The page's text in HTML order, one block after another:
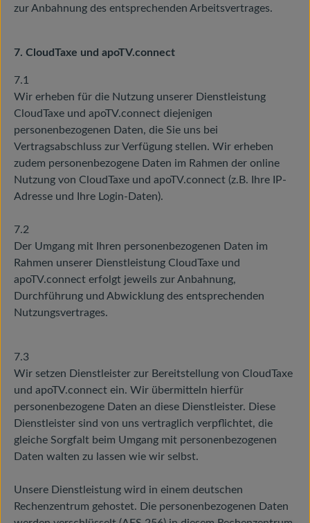
zur Anbahnung des entsprechenden Arbeitsvertrages.
7. CloudTaxe und apoTV.connect
7.1
Wir erheben für die Nutzung unserer Dienstleistung
CloudTaxe und apoTV.connect diejenigen
personenbezogenen Daten, die Sie uns bei
Vertragsabschluss zur Verfügung stellen. Wir erheben
zudem personenbezogene Daten im Rahmen der online
Nutzung von CloudTaxe und apoTV.connect (z.B. Ihre IP-
Adresse und Ihre Login-Daten).
7.2
Der Umgang mit Ihren personenbezogenen Daten im
Rahmen unserer Dienstleistung CloudTaxe und
apoTV.connect erfolgt jeweils zur Anbahnung,
Durchführung und Abwicklung des entsprechenden
Nutzungsvertrages.
7.3
Wir setzen Dienstleister zur Bereitstellung von CloudTaxe
und apoTV.connect ein. Wir übermitteln hierfür
personenbezogene Daten an diese Dienstleister. Diese
Dienstleister sind von uns vertraglich verpflichtet, die
gleiche Sorgfalt beim Umgang mit personenbezogenen
Daten walten zu lassen wie wir selbst.
Unsere Dienstleistung wird in einem deutschen
Rechenzentrum gehostet. Die personenbezogenen Daten